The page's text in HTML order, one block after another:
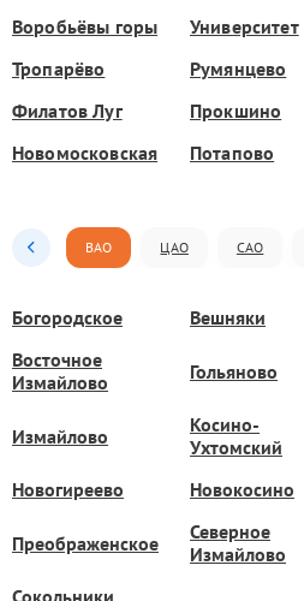
Воробьёвы горы Университет
Тропарёво
Румянцево
Филатов Луг
Прокшино
Новомосковская
Потапово
ВАО ЦАО САО
Богородское Вешняки
Восточное
Измайлово
Гольяново
Измайлово
Косино-
Ухтомский
Новогиреево Новокосино
Преображенское
Северное
Измайлово
Сокольники